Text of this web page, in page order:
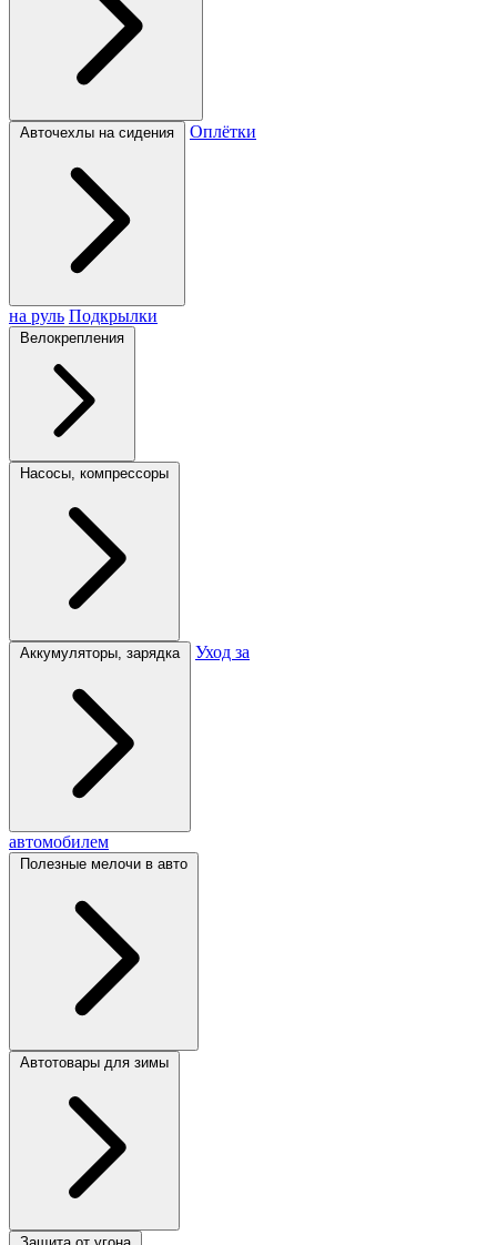
Авточехлы на сидения Оплётки
на руль Подкрылки
Велокрепления
Насосы, компрессоры
Аккумуляторы, зарядка Уход за
автомобилем
Полезные мелочи в авто
Автотовары для зимы